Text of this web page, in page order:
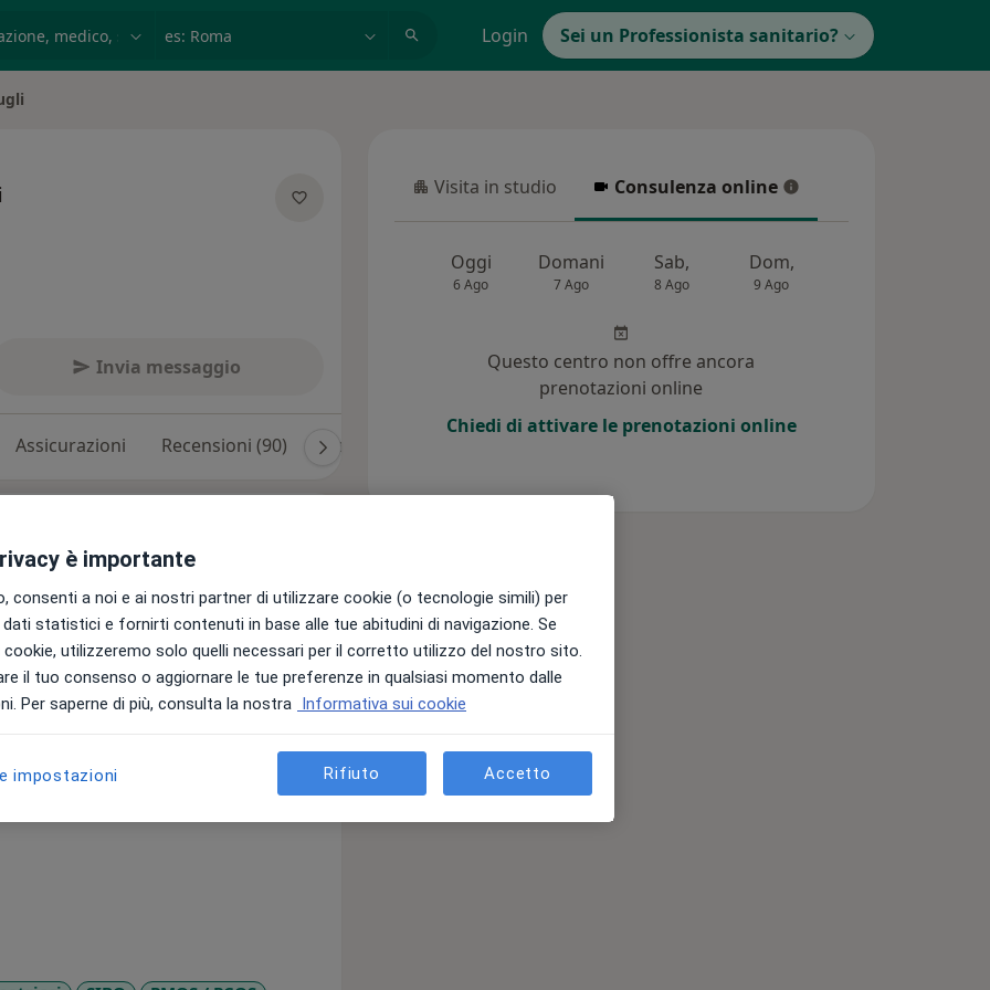
Login Sei un Professionista sanitario?
Invia messaggio
Assicurazioni Recensioni (90) Risposte ai pazienti (24)
attraverso la nutrizione alla
anche con analisi del
FODMAPs della Monash
dell'Università di
migliorare la vita dei miei pazienti
perché guarendo l'intestino
problemi apparentemente
ciò che riusciamo a digerire!
Visita in studio
Visita in studio Consulenza online
Consulenza online
Oggi
6 Ago
Domani
7 Ago
Sab,
8 Ago
Dom,
9 Ago
Questo centro non offre ancora
prenotazioni online
Chiedi di attivare le prenotazioni online
è importante
consenti a noi e ai nostri partner di utilizzare cookie (o tecnologie simili) per
statistici e fornirti contenuti in base alle tue abitudini di navigazione. Se
utilizzeremo solo quelli necessari per il corretto utilizzo del nostro sito.
il tuo consenso o aggiornare le tue preferenze in qualsiasi momento dalle
Per saperne di più, consulta la nostra Informativa sui cookie
impostazioni Rifiuto Accetto